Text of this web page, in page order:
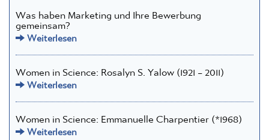
Was haben Marketing und Ihre Bewerbung
gemeinsam?
Weiterlesen
Women in Science: Rosalyn S. Yalow (1921 – 2011)
Weiterlesen
Women in Science: Emmanuelle Charpentier (*1968)
Weiterlesen